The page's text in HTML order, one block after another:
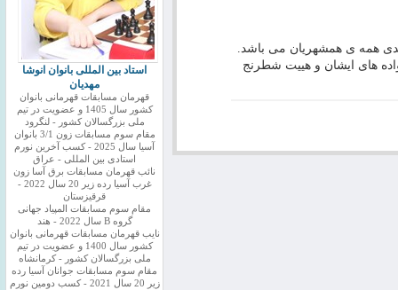
همه ی همشهریان می باشد.
های ایشان و هییت شطرنج
استاد بین المللی بانوان انوشا
مهدیان
قهرمان مسابقات قهرمانی بانوان
کشور سال 1405 و عضویت در تیم
ملی بزرگسالان کشور - لنگرود
مقام سوم مسابقات زون 3/1 بانوان
آسیا سال 2025 - کسب آخرین نورم
استادی بین المللی - عراق
نائب قهرمان مسابقات برق آسا زون
غرب آسیا رده زیر 20 سال 2022 -
قرقیزستان
مقام سوم مسابقات المپیاد جهانی
گروه B سال 2022 - هند
نایب قهرمان مسابقات قهرمانی بانوان
کشور سال 1400 و عضویت در تیم
ملی بزرگسالان کشور - کرمانشاه
مقام سوم مسابقات جوانان آسیا رده
زیر 20 سال 2021 - کسب دومین نورم